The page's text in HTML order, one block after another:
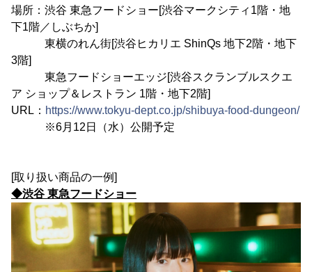
場所：渋谷 東急フードショー[渋谷マークシティ1階・地
下1階／しぶちか]
東横のれん街[渋谷ヒカリエ ShinQs 地下2階・地下
3階]
東急フードショーエッジ[渋谷スクランブルスクエ
ア ショップ＆レストラン 1階・地下2階]
URL： https://www.tokyu-dept.co.jp/shibuya-food-dungeon/
※6月12日（水）公開予定
[取り扱い商品の一例]
◆渋谷 東急フードショー